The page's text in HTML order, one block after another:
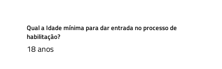
Qual a Idade mínima para dar entrada no processo de
habilitação?
18 anos